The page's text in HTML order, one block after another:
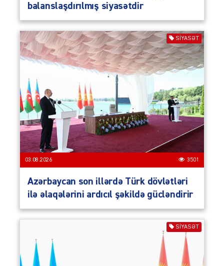
balanslaşdırılmış siyasətdir
SIYASƏT
03.08.2026 3501
Azərbaycan son illərdə Türk dövlətləri
ilə əlaqələrini ardıcıl şəkildə gücləndirir
SIYASƏT